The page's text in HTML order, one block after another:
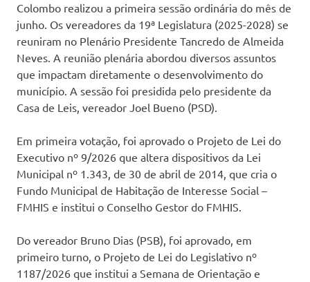
Colombo realizou a primeira sessão ordinária do mês de
junho. Os vereadores da 19ª Legislatura (2025-2028) se
reuniram no Plenário Presidente Tancredo de Almeida
Neves. A reunião plenária abordou diversos assuntos
que impactam diretamente o desenvolvimento do
município. A sessão foi presidida pelo presidente da
Casa de Leis, vereador Joel Bueno (PSD).
Em primeira votação, foi aprovado o Projeto de Lei do
Executivo nº 9/2026 que altera dispositivos da Lei
Municipal nº 1.343, de 30 de abril de 2014, que cria o
Fundo Municipal de Habitação de Interesse Social –
FMHIS e institui o Conselho Gestor do FMHIS.
Do vereador Bruno Dias (PSB), foi aprovado, em
primeiro turno, o Projeto de Lei do Legislativo nº
1187/2026 que institui a Semana de Orientação e